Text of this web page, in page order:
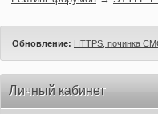
Обновление: HTTPS, починка
Личный кабинет